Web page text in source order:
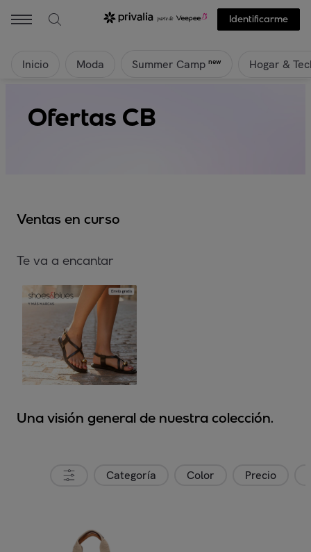
Identificarme
Inicio Moda Summer Camp new Hogar &
Ofertas CB
Ventas en curso
Te va a encantar
Una visión general de nuestra colección.
Categoría Color Precio